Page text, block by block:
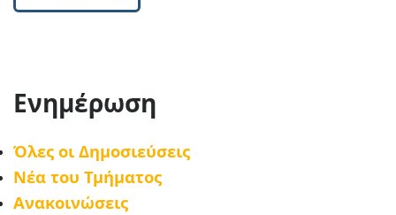
Ενημέρωση
Όλες οι Δημοσιεύσεις
Νέα του Τμήματος
Ανακοινώσεις